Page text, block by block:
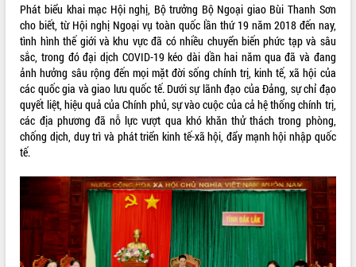
VIDEO
Trailer Lễ hội Sầu riêng Đắk Lắk năm
2026
Phát biểu khai mạc Hội nghị, Bộ trưởng Bộ Ngoại giao Bùi Thanh Sơn
cho biết, từ Hội nghị Ngoại vụ toàn quốc lần thứ 19 năm 2018 đến nay,
tình hình thế giới và khu vực đã có nhiều chuyển biến phức tạp và sâu
sắc, trong đó đại dịch COVID-19 kéo dài dần hai năm qua đã và đang
ảnh hưởng sâu rộng đến mọi mặt đời sống chính trị, kinh tế, xã hội của
các quốc gia và giao lưu quốc tế. Dưới sự lãnh đạo của Đảng, sự chỉ đạo
quyết liệt, hiệu quả của Chính phủ, sự vào cuộc của cả hệ thống chính trị,
các địa phương đã nỗ lực vượt qua khó khăn thử thách trong phòng,
chống dịch, duy trì và phát triển kinh tế-xã hội, đẩy mạnh hội nhập quốc
tế.